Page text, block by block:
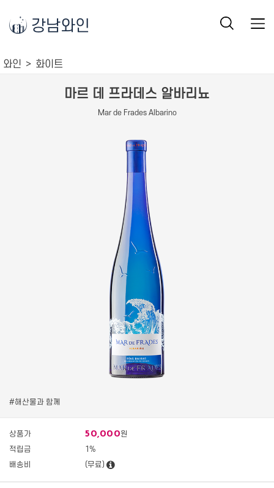
강남와인
와인 화이트
마르 데 프라데스 알바리뇨
Mar de Frades Albarino
#해산물과 함께
상품가 50,000원
적립금
1%
배송비
(무료)